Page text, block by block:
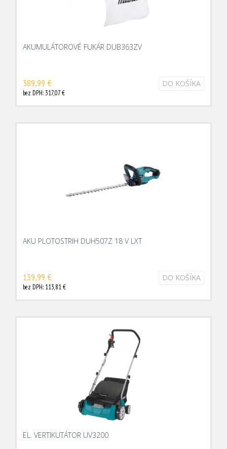
AKUMULÁTOROVÉ FUKÁR DUB363ZV
389,99 €
bez DPH: 317,07 €
DO KOŠÍKA
AKU PLOTOSTRIH DUH507Z 18 V LXT
139,99 €
bez DPH: 113,81 €
DO KOŠÍKA
EL. VERTIKUTÁTOR UV3200